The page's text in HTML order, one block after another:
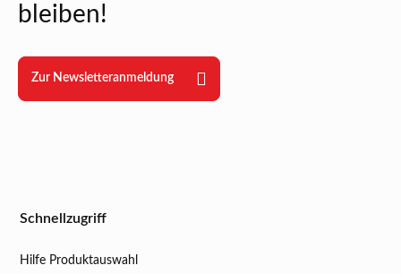
bleiben!
Zur Newsletteranmeldung
Schnellzugriff
Hilfe Produktauswahl